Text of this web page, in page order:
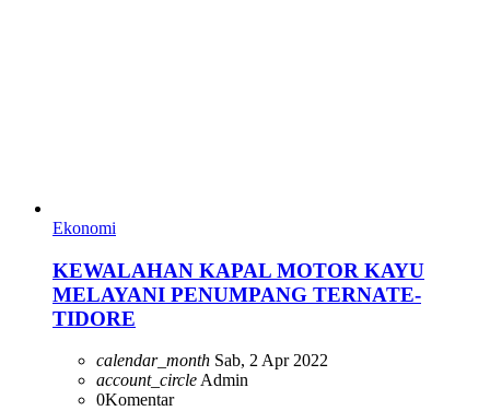
Ekonomi
KEWALAHAN KAPAL MOTOR KAYU
MELAYANI PENUMPANG TERNATE-
TIDORE
calendar_month Sab, 2 Apr 2022
account_circle Admin
0Komentar